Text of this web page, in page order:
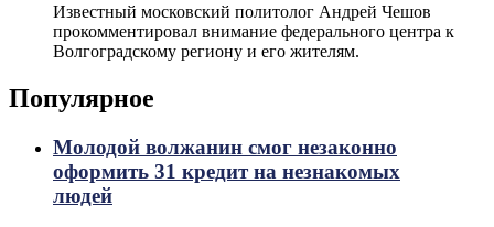
Известный московский политолог Андрей Чешов
прокомментировал внимание федерального центра к
Волгоградскому региону и его жителям.
Популярное
Молодой волжанин смог незаконно
оформить 31 кредит на незнакомых
людей